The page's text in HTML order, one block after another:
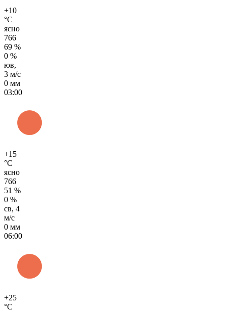
+10
°C
ясно
766
69 %
0 %
юв,
3 м/с
0 мм
03:00
+15
°C
ясно
766
51 %
0 %
св, 4
м/с
0 мм
06:00
+25
°C